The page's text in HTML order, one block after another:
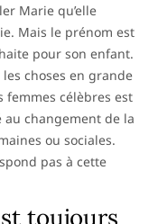
Marie qu’elle
Mais le prénom est
pour son enfant.
choses en grande
femmes célèbres est
changement de la
ou sociales.
pas à cette
toujours